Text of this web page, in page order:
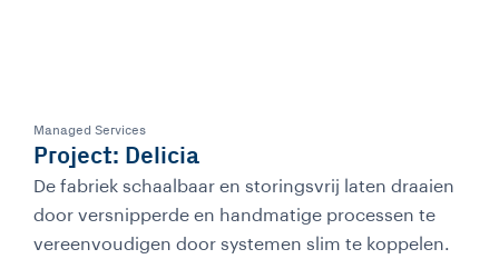
Managed Services
Project: Delicia
De fabriek schaalbaar en storingsvrij laten draaien
door versnipperde en handmatige processen te
vereenvoudigen door systemen slim te koppelen.